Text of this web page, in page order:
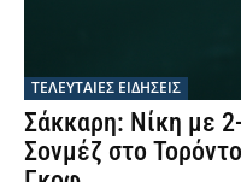
ΤΕΛΕΥΤΑΙΕΣ ΕΙΔΗΣΕΙΣ
Σάκκαρη: Νίκη με
Σονμέζ στο